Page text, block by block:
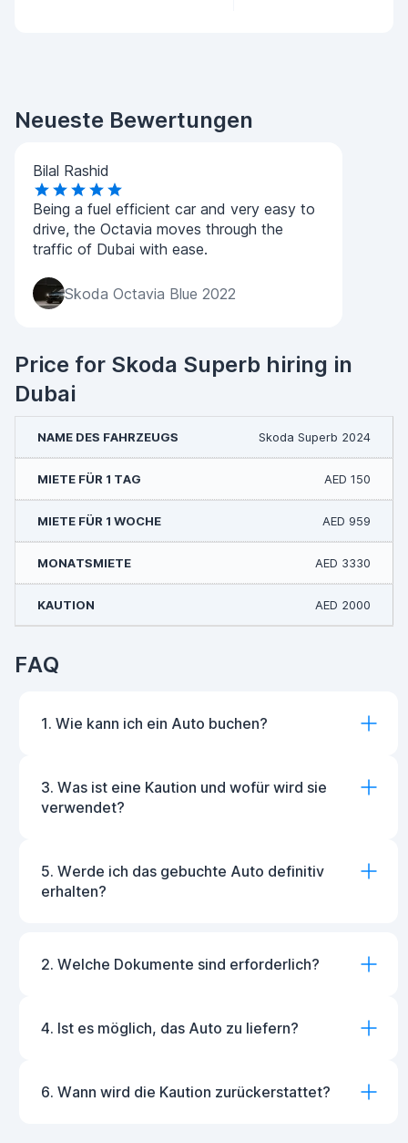
Neueste Bewertungen
Bilal Rashid
Being a fuel efficient car and very easy to
drive, the Octavia moves through the
traffic of Dubai with ease.
Skoda Octavia Blue 2022
Price for Skoda Superb hiring in
Dubai
Skoda Superb 2024
AED 150
AED 959
AED 3330
AED 2000
FAQ
1. Wie kann ich ein Auto buchen?
3. Was ist eine Kaution und wofür wird sie
verwendet?
5. Werde ich das gebuchte Auto definitiv
erhalten?
2. Welche Dokumente sind erforderlich?
4. Ist es möglich, das Auto zu liefern?
6. Wann wird die Kaution zurückerstattet?